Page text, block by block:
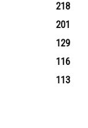
218
201
129
116
113